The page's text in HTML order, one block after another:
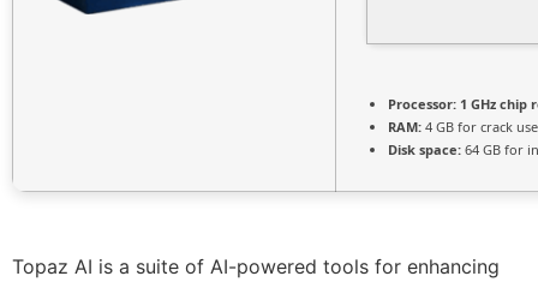
Processor: 1 GHz chip
RAM: 4 GB for crack use
Disk space: 64 GB for
Topaz AI is a suite of AI-powered tools for enhancing